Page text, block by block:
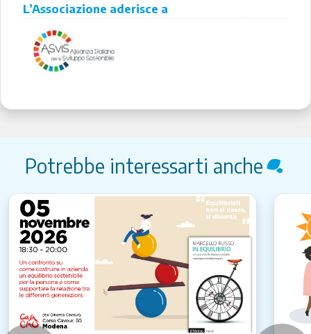
L’Associazione aderisce a
Potrebbe interessarti anche